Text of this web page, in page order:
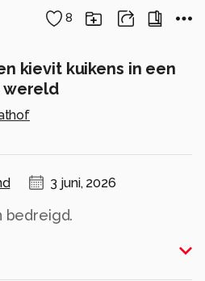
8
kievit kuikens in een
wereld
3 juni, 2026
bedreigd.